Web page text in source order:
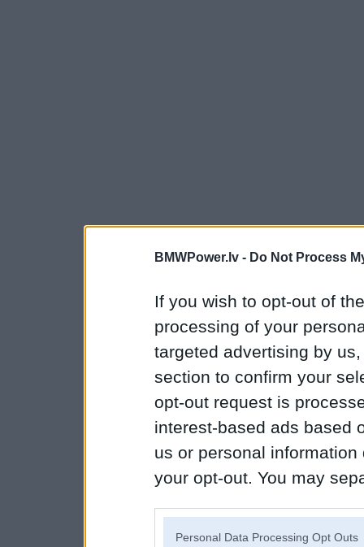
BMWPower.lv - Do Not Process
If you wish to opt-out of
processing of your
targeted advertising by
section to confirm your
opt-out request is
interest-based ads based
us or personal
your opt-out. You may
Personal Data Processing Opt Outs